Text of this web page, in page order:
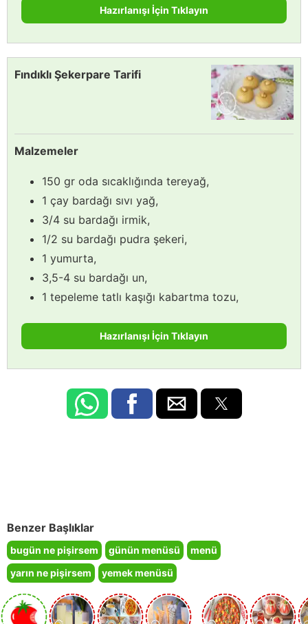
Hazırlanışı İçin Tıklayın
Fındıklı Şekerpare Tarifi
Malzemeler
150 gr oda sıcaklığında tereyağ,
1 çay bardağı sıvı yağ,
3/4 su bardağı irmik,
1/2 su bardağı pudra şekeri,
1 yumurta,
3,5-4 su bardağı un,
1 tepeleme tatlı kaşığı kabartma tozu,
Hazırlanışı İçin Tıklayın
Benzer Başlıklar
bugün ne pişirsem günün menüsü
menü
yarın ne pişirsem
yemek menüsü